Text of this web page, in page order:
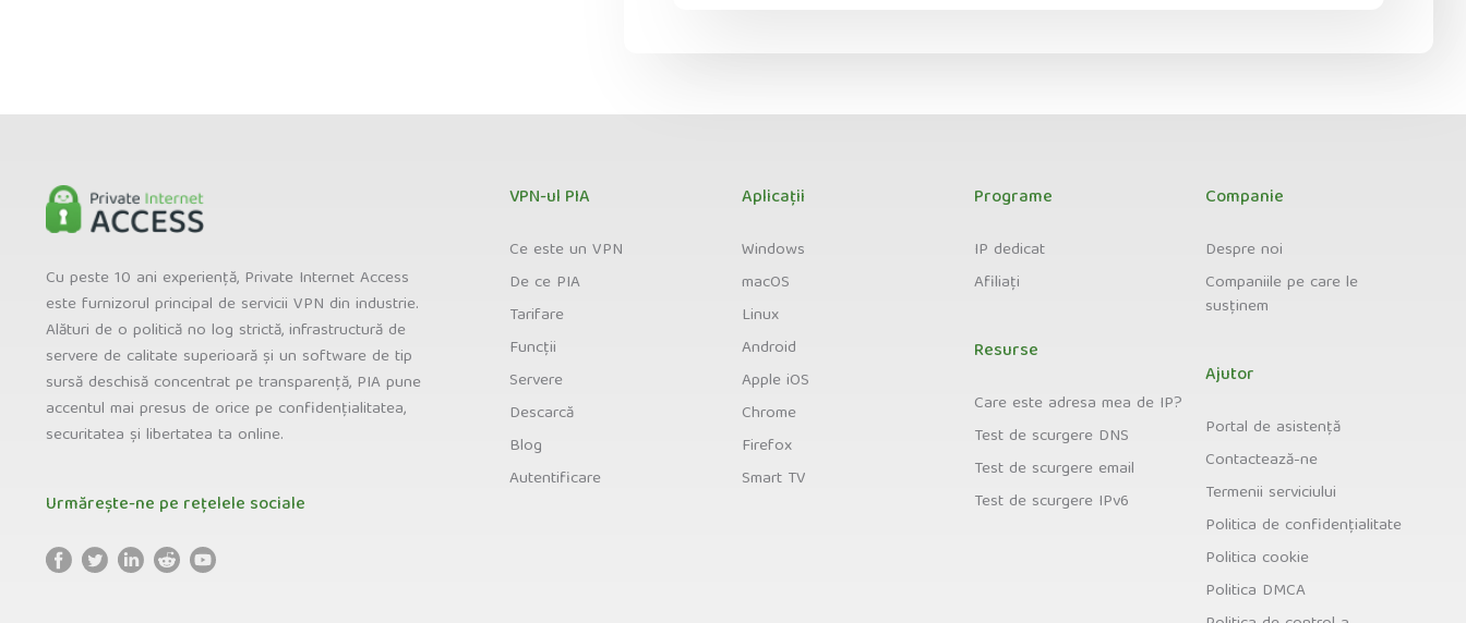
Cu peste 10 ani experiență, Private Internet Access
este furnizorul principal de servicii VPN din industrie.
Alături de o politică no log strictă, infrastructură de
servere de calitate superioară și un software de tip
sursă deschisă concentrat pe transparență, PIA pune
accentul mai presus de orice pe confidențialitatea,
securitatea și libertatea ta online.
Urmărește-ne pe rețelele sociale
VPN-ul PIA
Ce este un VPN
De ce PIA
Tarifare
Funcții
Servere
Descarcă
Blog
Autentificare
Aplicații
Windows
macOS
Linux
Android
Apple iOS
Chrome
Firefox
Smart TV
Programe
IP dedicat
Afiliați
Resurse
Care este adresa mea de IP?
Test de scurgere DNS
Test de scurgere email
Test de scurgere IPv6
Companie
Despre noi
Companiile pe care le
susținem
Ajutor
Portal de asistență
Contactează-ne
Termenii serviciului
Politica de confidențialitate
Politica cookie
Politica DMCA